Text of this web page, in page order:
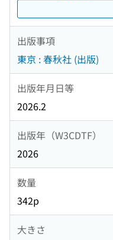
出版事項
東京 : 春秋社 (出版)
出版年月日等
2026.2
出版年（W3CDTF）
2026
数量
342p
大きさ